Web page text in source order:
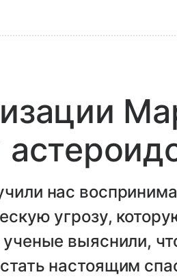
нас
угрозу,
выяснили,
настоящим